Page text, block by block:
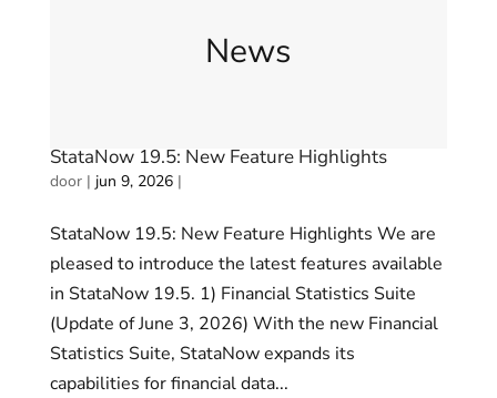
News
StataNow 19.5: New Feature Highlights
door | jun 9, 2026|
StataNow 19.5: New Feature Highlights We are
pleased to introduce the latest features available
in StataNow 19.5. 1) Financial Statistics Suite
(Update of June 3, 2026) With the new Financial
Statistics Suite, StataNow expands its
capabilities for financial data...